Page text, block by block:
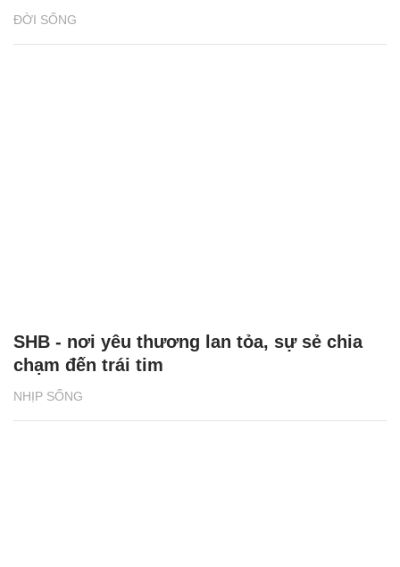
ĐỜI SỐNG
NHỊP SỐNG
SHB - nơi yêu thương lan tỏa, sự sẻ chia
chạm đến trái tim